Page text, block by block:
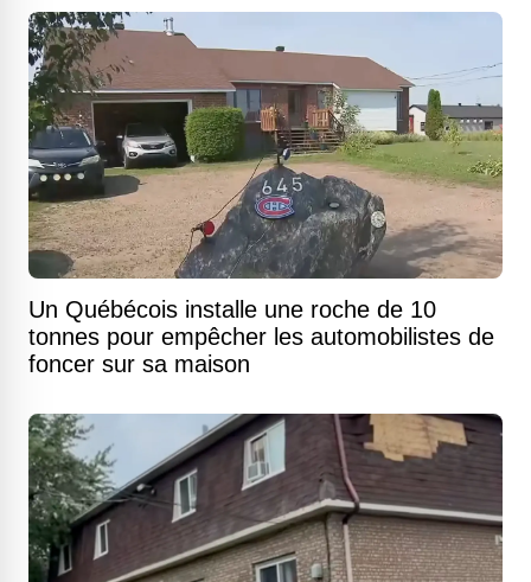
Un Québécois installe une roche de 10
tonnes pour empêcher les automobilistes de
foncer sur sa maison